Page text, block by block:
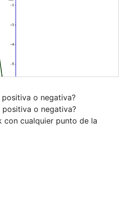
positiva o negativa?
positiva o negativa?
con cualquier punto de la